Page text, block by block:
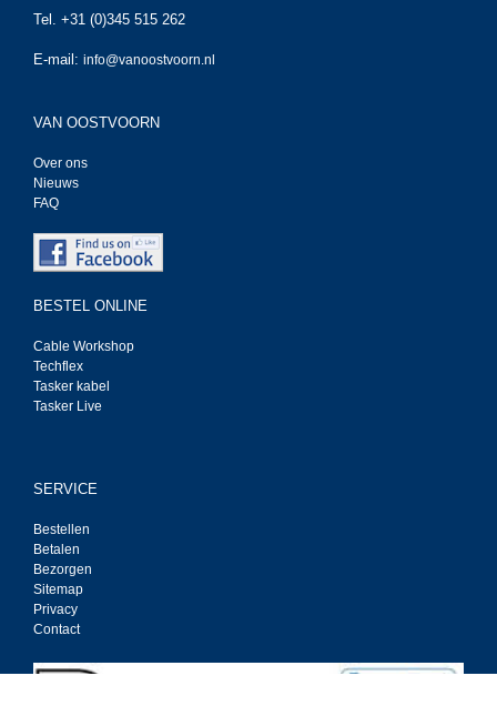
Tel. +31 (0)345 515 262
E-mail: info@vanoostvoorn.nl
VAN OOSTVOORN
Over ons
Nieuws
FAQ
BESTEL ONLINE
Cable Workshop
Techflex
Tasker kabel
Tasker Live
SERVICE
Bestellen
Betalen
Bezorgen
Sitemap
Privacy
Contact